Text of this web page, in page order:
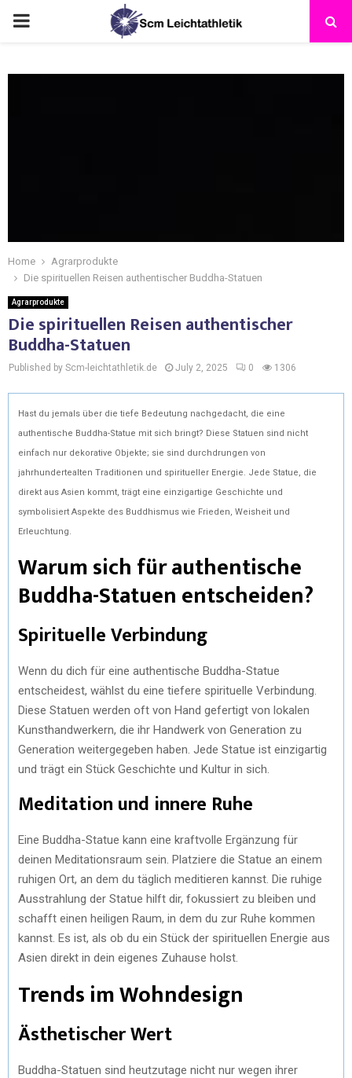
Home
Agrarprodukte
Die spirituellen Reisen authentischer Buddha-Statuen
Agrarprodukte
Die spirituellen Reisen authentischer
Buddha-Statuen
Published by Scm-leichtathletik.de July 2, 2025 0 1306
Hast du jemals über die tiefe Bedeutung nachgedacht, die eine
authentische Buddha-Statue mit sich bringt? Diese Statuen sind nicht
einfach nur dekorative Objekte; sie sind durchdrungen von
jahrhundertealten Traditionen und spiritueller Energie. Jede Statue, die
direkt aus Asien kommt, trägt eine einzigartige Geschichte und
symbolisiert Aspekte des Buddhismus wie Frieden, Weisheit und
Erleuchtung.
Warum sich für authentische
Buddha-Statuen entscheiden?
Spirituelle Verbindung
Wenn du dich für eine authentische Buddha-Statue
entscheidest, wählst du eine tiefere spirituelle Verbindung.
Diese Statuen werden oft von Hand gefertigt von lokalen
Kunsthandwerkern, die ihr Handwerk von Generation zu
Generation weitergegeben haben. Jede Statue ist einzigartig
und trägt ein Stück Geschichte und Kultur in sich.
Meditation und innere Ruhe
Eine Buddha-Statue kann eine kraftvolle Ergänzung für
deinen Meditationsraum sein. Platziere die Statue an einem
ruhigen Ort, an dem du täglich meditieren kannst. Die ruhige
Ausstrahlung der Statue hilft dir, fokussiert zu bleiben und
schafft einen heiligen Raum, in dem du zur Ruhe kommen
kannst. Es ist, als ob du ein Stück der spirituellen Energie aus
Asien direkt in dein eigenes Zuhause holst.
Trends im Wohndesign
Ästhetischer Wert
Buddha-Statuen sind heutzutage nicht nur wegen ihrer